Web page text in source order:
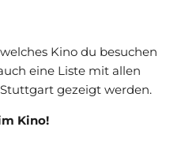
Kino du besuchen
eine Liste mit allen
gezeigt werden.
Kino!